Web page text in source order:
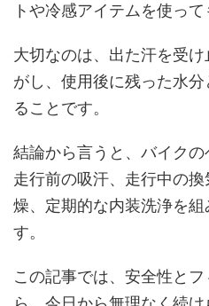
トや冷感アイテムを使って
大切なのは、出た汗を受
がし、使用後に残った水
ることです。
結論から言うと、バイクの
走行前の吸汗、走行中の
燥、定期的な内装洗浄を
す。
この記事では、安全性と